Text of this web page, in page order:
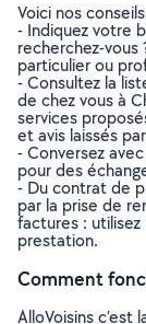
Voici nos
- Indiquez votre
recherchez-
particulier ou
- Consultez la
de chez vous à
services
et avis laissés
- Conversez
pour des
- Du contrat de
par la prise de
factures :
prestation.
Comment
AlloVoisins